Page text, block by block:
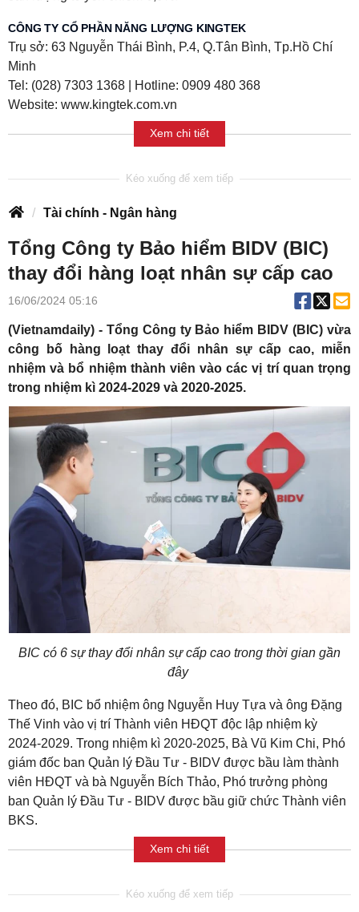
CÔNG TY CỔ PHẦN NĂNG LƯỢNG KINGTEK
Trụ sở: 63 Nguyễn Thái Bình, P.4, Q.Tân Bình, Tp.Hồ Chí
Minh
Tel: (028) 7303 1368 | Hotline: 0909 480 368
Website: www.kingtek.com.vn
Xem chi tiết
Tài chính - Ngân hàng
Tổng Công ty Bảo hiểm BIDV (BIC)
thay đổi hàng loạt nhân sự cấp cao
16/06/2024 05:16
(Vietnamdaily) - Tổng Công ty Bảo hiểm BIDV (BIC) vừa
công bố hàng loạt thay đổi nhân sự cấp cao, miễn
nhiệm và bổ nhiệm thành viên vào các vị trí quan trọng
trong nhiệm kì 2024-2029 và 2020-2025.
BIC có 6 sự thay đổi nhân sự cấp cao trong thời gian gần
đây
Theo đó, BIC bổ nhiệm ông Nguyễn Huy Tựa và ông Đặng
Thế Vinh vào vị trí Thành viên HĐQT độc lập nhiệm kỳ
2024-2029. Trong nhiệm kì 2020-2025, Bà Vũ Kim Chi, Phó
giám đốc ban Quản lý Đầu Tư - BIDV được bầu làm thành
viên HĐQT và bà Nguyễn Bích Thảo, Phó trưởng phòng
ban Quản lý Đầu Tư - BIDV được bầu giữ chức Thành viên
BKS.
Xem chi tiết